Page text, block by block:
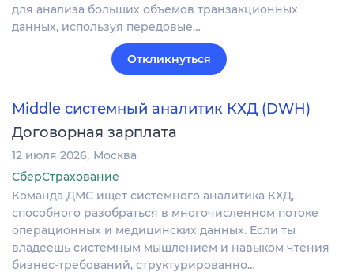
для анализа больших объемов транзакционных
данных, используя передовые…
Откликнуться
Middle системный аналитик КХД (DWH)
Договорная зарплата
12 июля 2026 Москва
СберСтрахование
Команда ДМС ищет системного аналитика КХД,
способного разобраться в многочисленном потоке
операционных и медицинских данных. Если ты
владеешь системным мышлением и навыком чтения
бизнес-требований, структурированно…